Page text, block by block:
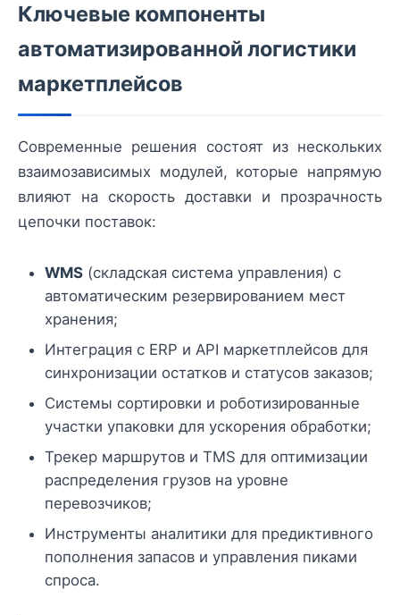
Ключевые компоненты
автоматизированной логистики
маркетплейсов
Современные решения состоят из нескольких
взаимозависимых модулей, которые напрямую
влияют на скорость доставки и прозрачность
цепочки поставок:
WMS (складская система управления) с
автоматическим резервированием мест
хранения;
Интеграция с ERP и API маркетплейсов для
синхронизации остатков и статусов заказов;
Системы сортировки и роботизированные
участки упаковки для ускорения обработки;
Трекер маршрутов и TMS для оптимизации
распределения грузов на уровне
перевозчиков;
Инструменты аналитики для предиктивного
пополнения запасов и управления пиками
спроса.